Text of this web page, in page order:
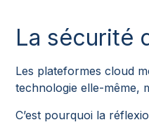
La sécurité
Les plateformes cloud
technologie elle-même,
C’est pourquoi la